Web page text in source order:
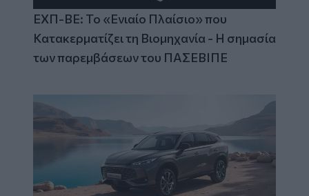
ΕΧΠ-ΒΕ: Το «Ενιαίο Πλαίσιο» που
Κατακερματίζει τη Βιομηχανία - Η σημασία
των παρεμβάσεων του ΠΑΣΕΒΙΠΕ